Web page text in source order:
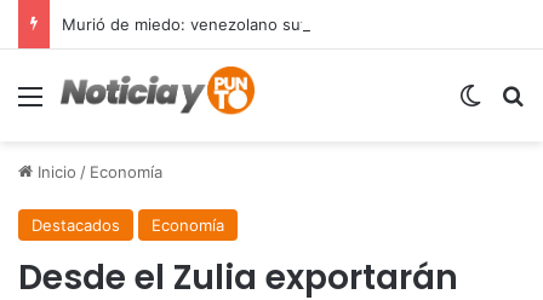
Menú
Inicio / Economía
Destacados Economía
Desde el Zulia exportarán